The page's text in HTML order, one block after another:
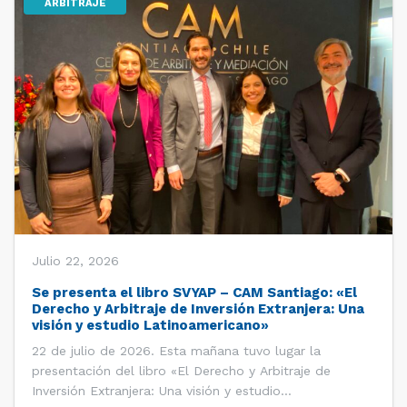
ARBITRAJE
Julio 22, 2026
Se presenta el libro SVYAP – CAM Santiago: «El
Derecho y Arbitraje de Inversión Extranjera: Una
visión y estudio Latinoamericano»
22 de julio de 2026. Esta mañana tuvo lugar la
presentación del libro «El Derecho y Arbitraje de
Inversión Extranjera: Una visión y estudio